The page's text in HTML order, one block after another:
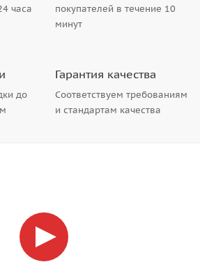
часа
покупателей в течение 10
минут
до
Гарантия качества
Соответствуем требованиям
и стандартам качества